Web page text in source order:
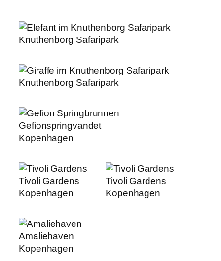
Knuthenborg Safaripark
Knuthenborg Safaripark
Gefionspringvandet
Kopenhagen
Tivoli Gardens
Kopenhagen
Tivoli Gardens
Kopenhagen
Amaliehaven
Kopenhagen